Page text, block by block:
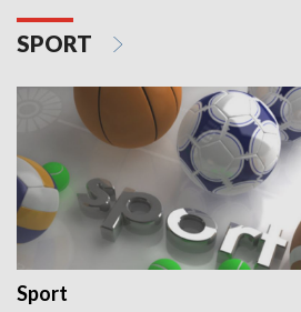
SPORT
Sport